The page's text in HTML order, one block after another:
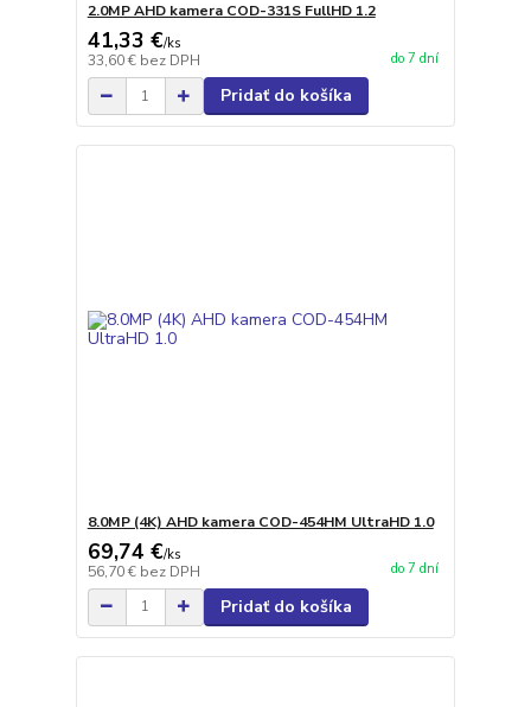
2.0MP AHD kamera COD-331S FullHD 1.2
41,33 €/ks
33,60 € bez DPH do 7 dní
Pridať do košíka
8.0MP (4K) AHD kamera COD-454HM UltraHD 1.0
69,74 €/ks
56,70 € bez DPH do 7 dní
Pridať do košíka